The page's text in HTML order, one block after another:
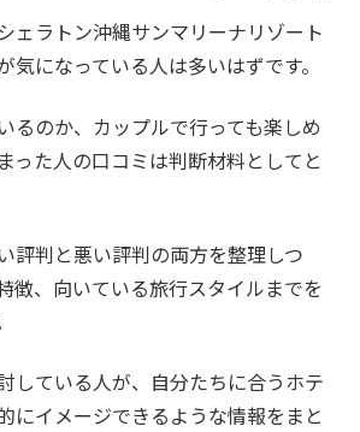
ェラトン沖縄サンマリーナリゾート
気になっている人は多いはずです。
るのか、カップルで行っても楽しめ
った人の口コミは判断材料としてと
評判と悪い評判の両方を整理しつ
徴、向いている旅行スタイルまでを
している人が、自分たちに合うホテ
にイメージできるような情報をまと